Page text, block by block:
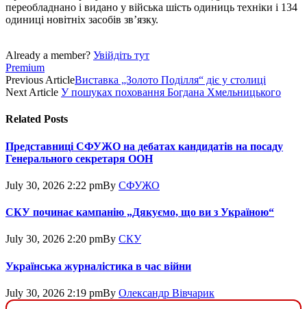
переобладнано і видано у війська шість одиниць техніки і 134
одиниці новітніх засобів зв’язку.
Already a member? Увійдіть тут
Premium
Previous ArticleВиставка „Золото Поділля“ діє у столиці
Next Article У пошуках поховання Богдана Хмельницького
Related Posts
Представниці СФУЖО на дебатах кандидатів на посаду
Генерального секретаря ООН
July 30, 2026 2:22 pmBy СФУЖО
СКУ починає кампанію „Дякуємо, що ви з Україною“
July 30, 2026 2:20 pmBy СКУ
Українська журналістика в час війни
July 30, 2026 2:19 pmBy Олександр Вівчарик